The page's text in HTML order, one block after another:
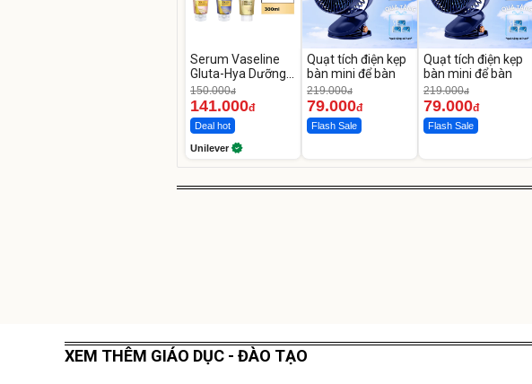
Serum Vaseline
Gluta-Hya Dưỡng
Da Sáng Mịn Sau 7
Ngày
150.000đ
141.000đ
Deal hot
Unilever
Quạt tích điện kẹp
bàn mini để bàn
219.000đ
79.000đ
Flash Sale
Quạt tích điện kẹp
bàn mini để bàn
219.000đ
79.000đ
Flash Sale
XEM THÊM GIÁO DỤC - ĐÀO TẠO